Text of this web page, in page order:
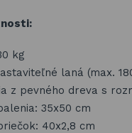
kg
laná (max.
z pevného dreva s
35x50 cm
40x2,8 cm